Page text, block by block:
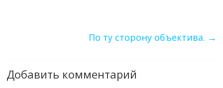
По ту сторону объектива. →
Добавить комментарий